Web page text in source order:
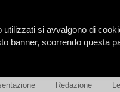
Redazione
si avvalgono di
banner, scorrendo questa